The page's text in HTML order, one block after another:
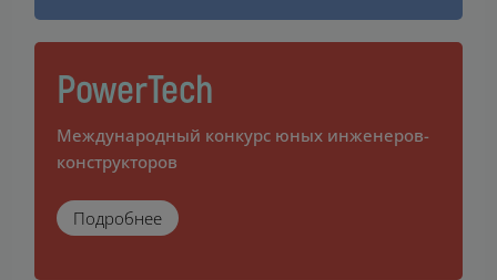
PowerTech
Международный конкурс юных инженеров-
конструкторов
Подробнее